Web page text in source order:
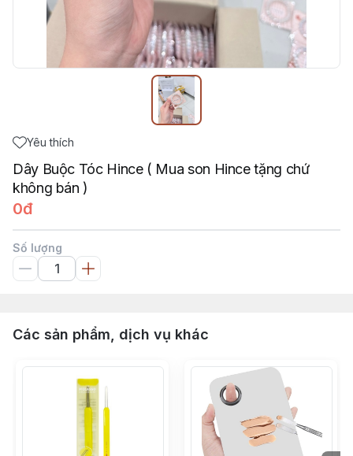
Yêu thích
Dây Buộc Tóc Hince ( Mua son Hince tặng chứ
không bán )
0đ
Số lượng
Các sản phẩm, dịch vụ khác